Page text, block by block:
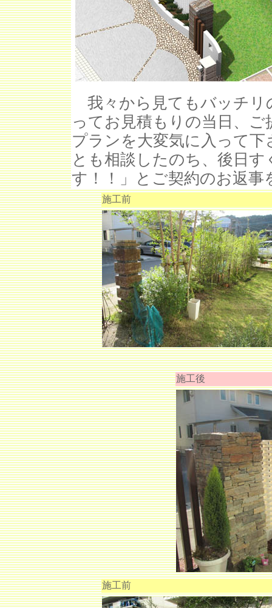
我々から見てもバッチリ
ってお見積もりの当日、
プランを大変気に入って
とも相談したのち、後日
す！！」とご契約のお返
施工前
施工後
施工前